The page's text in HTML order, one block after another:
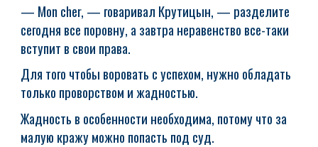
— Mon cher, — говаривал Крутицын, — разделите
сегодня все поровну, а завтра неравенство все-таки
вступит в свои права.
Для того чтобы воровать с успехом, нужно обладать
только проворством и жадностью.
Жадность в особенности необходима, потому что за
малую кражу можно попасть под суд.